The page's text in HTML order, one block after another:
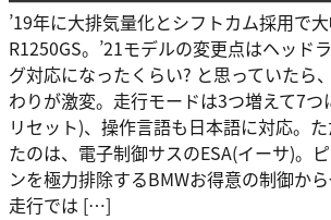
’19年に大排気量化とシフトカム採用で
R1250GS。’21モデルの変更点はヘッド
グ対応になったくらい? と思っていたら
わりが激変。走行モードは3つ増えて7
リセット)、操作言語も日本語に対応。
たのは、電子制御サスのESA(イーサ)。
ンを極力排除するBMWお得意の制御か
走行では […]